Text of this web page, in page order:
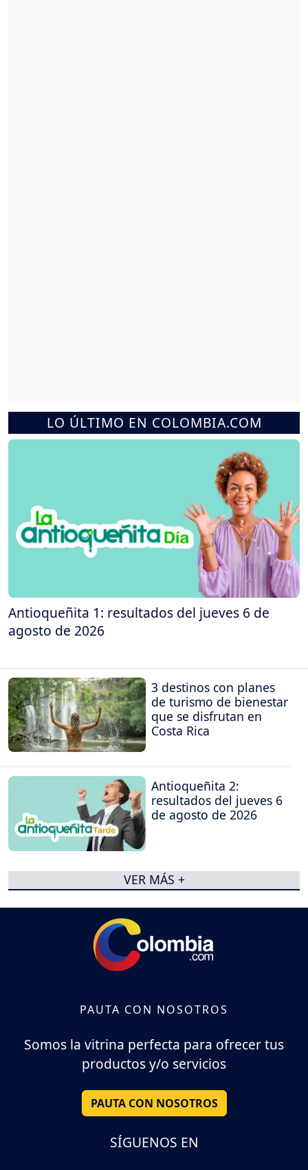
LO ÚLTIMO EN COLOMBIA.COM
Antioqueñita 1: resultados del jueves 6 de
agosto de 2026
3 destinos con planes
de turismo de bienestar
que se disfrutan en
Costa Rica
Antioqueñita 2:
resultados del jueves 6
de agosto de 2026
VER MÁS +
PAUTA CON NOSOTROS
Somos la vitrina perfecta para ofrecer tus
productos y/o servicios
PAUTA CON NOSOTROS
SÍGUENOS EN